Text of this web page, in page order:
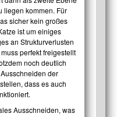
liegen kommen. Für
sicher kein großes
ist um einiges
an Strukturverlusten
perfekt freigestellt
noch deutlich
der
dass es auch
Ausschneiden, was